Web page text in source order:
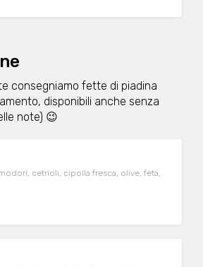
consegniamo fette di piadina
disponibili anche senza
note) 😉